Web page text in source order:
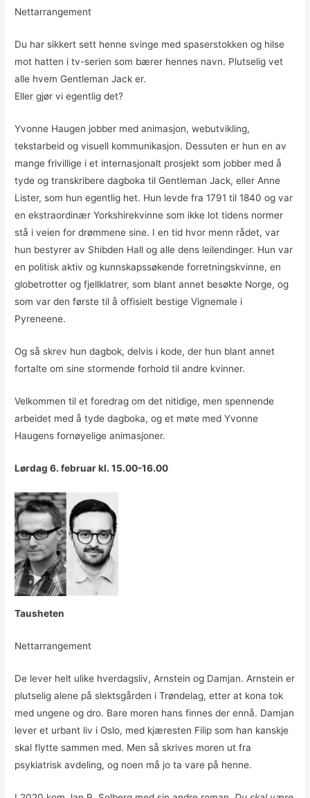
Nettarrangement
Du har sikkert sett henne svinge med spaserstokken og hilse
mot hatten i tv-serien som bærer hennes navn. Plutselig vet
alle hvem Gentleman Jack er.
Eller gjør vi egentlig det?
Yvonne Haugen jobber med animasjon, webutvikling,
tekstarbeid og visuell kommunikasjon. Dessuten er hun en av
mange frivillige i et internasjonalt prosjekt som jobber med å
tyde og transkribere dagboka til Gentleman Jack, eller Anne
Lister, som hun egentlig het. Hun levde fra 1791 til 1840 og var
en ekstraordinær Yorkshirekvinne som ikke lot tidens normer
stå i veien for drømmene sine. I en tid hvor menn rådet, var
hun bestyrer av Shibden Hall og alle dens leilendinger. Hun var
en politisk aktiv og kunnskapssøkende forretningskvinne, en
globetrotter og fjellklatrer, som blant annet besøkte Norge, og
som var den første til å offisielt bestige Vignemale i
Pyreneene.
Og så skrev hun dagbok, delvis i kode, der hun blant annet
fortalte om sine stormende forhold til andre kvinner.
Velkommen til et foredrag om det nitidige, men spennende
arbeidet med å tyde dagboka, og et møte med Yvonne
Haugens fornøyelige animasjoner.
Lørdag 6. februar kl. 15.00-16.00
Tausheten
Nettarrangement
De lever helt ulike hverdagsliv, Arnstein og Damjan. Arnstein er
plutselig alene på slektsgården i Trøndelag, etter at kona tok
med ungene og dro. Bare moren hans finnes der ennå. Damjan
lever et urbant liv i Oslo, med kjæresten Filip som han kanskje
skal flytte sammen med. Men så skrives moren ut fra
psykiatrisk avdeling, og noen må jo ta vare på henne.